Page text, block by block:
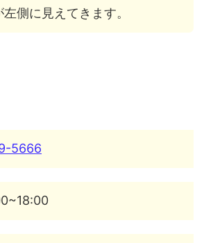
側に見えてきます。
5666